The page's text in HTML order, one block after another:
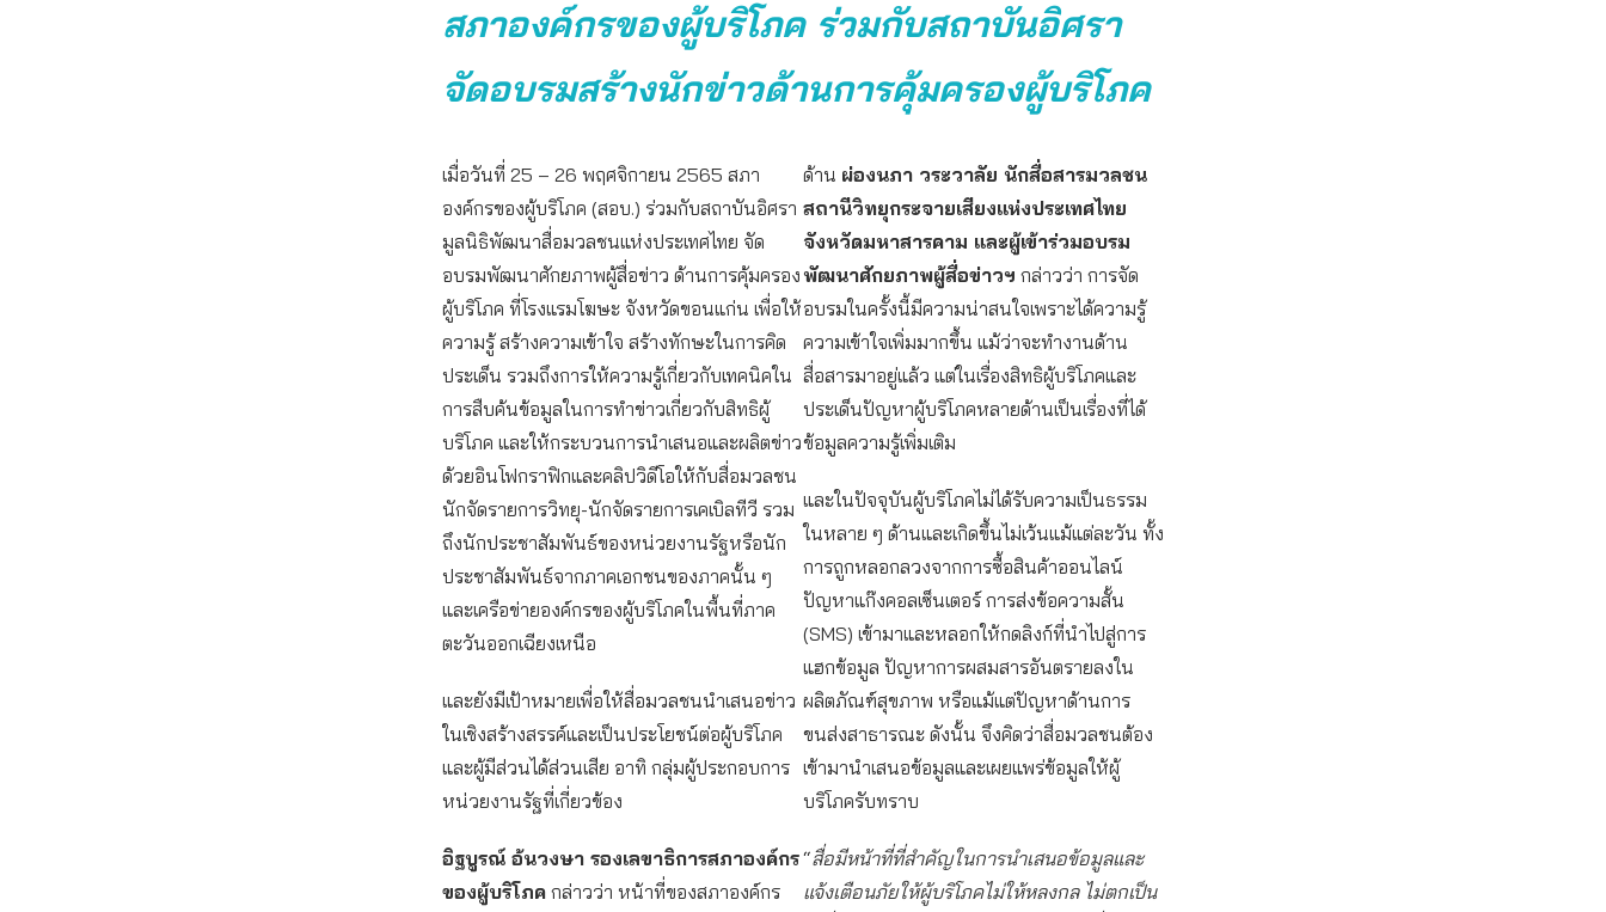
สภาองค์กรของผู้บริโภค ร่วมกับสถาบันอิศรา
จัดอบรมสร้างนักข่าวด้านการคุ้มครองผู้บริโภค
เมื่อวันที่ 25 – 26 พฤศจิกายน 2565 สภา
องค์กรของผู้บริโภค (สอบ.) ร่วมกับสถาบันอิศรา
มูลนิธิพัฒนาสื่อมวลชนแห่งประเทศไทย จัด
อบรมพัฒนาศักยภาพผู้สื่อข่าว ด้านการคุ้มครอง
ผู้บริโภค ที่โรงแรมโฆษะ จังหวัดขอนแก่น เพื่อให้
ความรู้ สร้างความเข้าใจ สร้างทักษะในการคิด
ประเด็น รวมถึงการให้ความรู้เกี่ยวกับเทคนิคใน
การสืบค้นข้อมูลในการทำข่าวเกี่ยวกับสิทธิผู้
บริโภค และให้กระบวนการนำเสนอและผลิตข่าว
ด้วยอินโฟกราฟิกและคลิปวิดีโอให้กับสื่อมวลชน
นักจัดรายการวิทยุ-นักจัดรายการเคเบิลทีวี รวม
ถึงนักประชาสัมพันธ์ของหน่วยงานรัฐหรือนัก
ประชาสัมพันธ์จากภาคเอกชนของภาคนั้น ๆ
และเครือข่ายองค์กรของผู้บริโภคในพื้นที่ภาค
ตะวันออกเฉียงเหนือ
และยังมีเป้าหมายเพื่อให้สื่อมวลชนนำเสนอข่าว
ในเชิงสร้างสรรค์และเป็นประโยชน์ต่อผู้บริโภค
และผู้มีส่วนได้ส่วนเสีย อาทิ กลุ่มผู้ประกอบการ
หน่วยงานรัฐที่เกี่ยวข้อง
อิฐบูรณ์ อ้นวงษา รองเลขาธิการสภาองค์กร
ของผู้บริโภค กล่าวว่า หน้าที่ของสภาองค์กร
ด้าน ผ่องนภา วระวาลัย นักสื่อสารมวลชน
สถานีวิทยุกระจายเสียงแห่งประเทศไทย
จังหวัดมหาสารคาม และผู้เข้าร่วมอบรม
พัฒนาศักยภาพผู้สื่อข่าวฯ กล่าวว่า การจัด
อบรมในครั้งนี้มีความน่าสนใจเพราะได้ความรู้
ความเข้าใจเพิ่มมากขึ้น แม้ว่าจะทำงานด้าน
สื่อสารมาอยู่แล้ว แต่ในเรื่องสิทธิผู้บริโภคและ
ประเด็นปัญหาผู้บริโภคหลายด้านเป็นเรื่องที่ได้
ข้อมูลความรู้เพิ่มเติม
และในปัจจุบันผู้บริโภคไม่ได้รับความเป็นธรรม
ในหลาย ๆ ด้านและเกิดขึ้นไม่เว้นแม้แต่ละวัน ทั้ง
การถูกหลอกลวงจากการซื้อสินค้าออนไลน์
ปัญหาแก๊งคอลเซ็นเตอร์ การส่งข้อความสั้น
(SMS) เข้ามาและหลอกให้กดลิงก์ที่นำไปสู่การ
แฮกข้อมูล ปัญหาการผสมสารอันตรายลงใน
ผลิตภัณฑ์สุขภาพ หรือแม้แต่ปัญหาด้านการ
ขนส่งสาธารณะ ดังนั้น จึงคิดว่าสื่อมวลชนต้อง
เข้ามานำเสนอข้อมูลและเผยแพร่ข้อมูลให้ผู้
บริโภครับทราบ
“สื่อมีหน้าที่ที่สำคัญในการนำเสนอข้อมูลและ
แจ้งเตือนภัยให้ผู้บริโภคไม่ให้หลงกล ไม่ตกเป็น